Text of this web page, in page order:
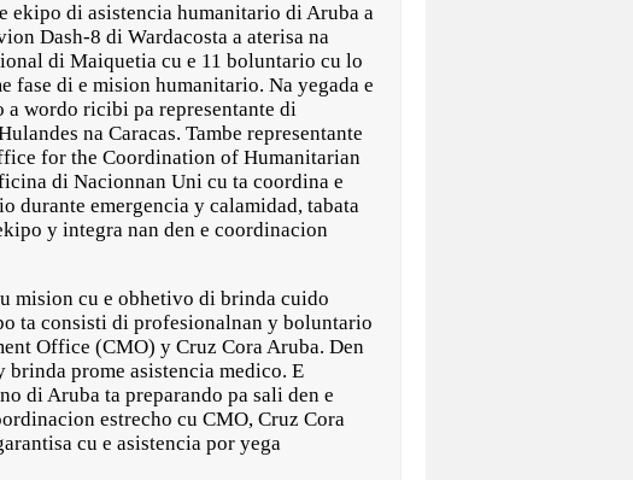
ekipo di asistencia humanitario di Aruba a
Dash-8 di Wardacosta a aterisa na
di Maiquetia cu e 11 boluntario cu lo
fase di e mision humanitario. Na yegada e
a wordo ricibi pa representante di
na Caracas. Tambe representante
for the Coordination of Humanitarian
di Nacionnan Uni cu ta coordina e
durante emergencia y calamidad, tabata
y integra nan den e coordinacion
mision cu e obhetivo di brinda cuido
ta consisti di profesionalnan y boluntario
Office (CMO) y Cruz Cora Aruba. Den
prome asistencia medico. E
di Aruba ta preparando pa sali den e
estrecho cu CMO, Cruz Cora
cu e asistencia por yega